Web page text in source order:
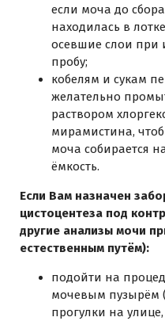
если моча до
находилась в
осевшие слои при
пробу;
кобелям и сукам
желательно
раствором
мирамистина,
моча собирается
ёмкость.
Если Вам назначен
цистоцентеза под
другие анализы мочи
естественным путём):
подойти на
мочевым пузырём
прогулки на